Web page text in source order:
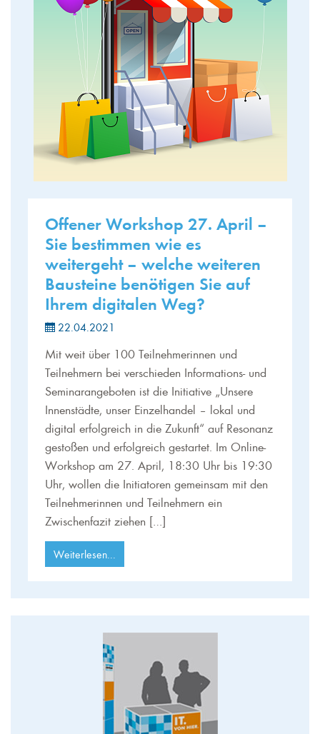
Offener Workshop 27. April –
Sie bestimmen wie es
weitergeht – welche weiteren
Bausteine benötigen Sie auf
Ihrem digitalen Weg?
22.04.2021
Mit weit über 100 Teilnehmerinnen und
Teilnehmern bei verschieden Informations- und
Seminarangeboten ist die Initiative „Unsere
Innenstädte, unser Einzelhandel – lokal und
digital erfolgreich in die Zukunft“ auf Resonanz
gestoßen und erfolgreich gestartet. Im Online-
Workshop am 27. April, 18:30 Uhr bis 19:30
Uhr, wollen die Initiatoren gemeinsam mit den
Teilnehmerinnen und Teilnehmern ein
Zwischenfazit ziehen […]
Weiterlesen...